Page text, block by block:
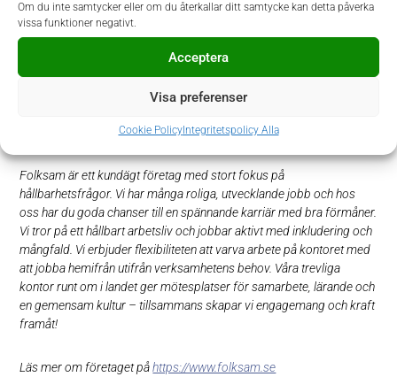
Om du inte samtycker eller om du återkallar ditt samtycke kan detta påverka
vissa funktioner negativt.
Acceptera
Visa preferenser
Cookie PolicyIntegritetspolicy Alla
Välkommen med din ansökan!
Folksamgruppen erbjuder försäkringar och långsiktigt sparande
som skapar trygghet i livets alla skeden. Vi är cirka 4 000
medarbetare och vår vision är att våra kunder ska känna sig trygga i
är måna om att de är rätt försäkrade.
Folksam är ett kundägt företag med stort fokus på
hållbarhetsfrågor. Vi har många roliga, utvecklande jobb och hos
oss har du goda chanser till en spännande karriär med bra förmåner.
Vi tror på ett hållbart arbetsliv och jobbar aktivt med inkludering och
mångfald. Vi erbjuder flexibiliteten att varva arbete på kontoret med
att jobba hemifrån utifrån verksamhetens behov. Våra trevliga
kontor runt om i landet ger mötesplatser för samarbete, lärande och
en gemensam kultur – tillsammans skapar vi engagemang och kraft
framåt!
Läs mer om företaget påhttps://www.folksam.se